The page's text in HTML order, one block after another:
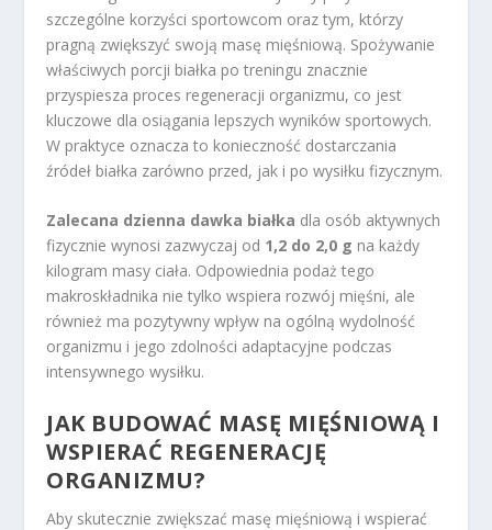
szczególne korzyści sportowcom oraz tym, którzy
pragną zwiększyć swoją masę mięśniową. Spożywanie
właściwych porcji białka po treningu znacznie
przyspiesza proces regeneracji organizmu, co jest
kluczowe dla osiągania lepszych wyników sportowych.
W praktyce oznacza to konieczność dostarczania
źródeł białka zarówno przed, jak i po wysiłku fizycznym.
Zalecana dzienna dawka białka dla osób aktywnych
fizycznie wynosi zazwyczaj od 1,2 do 2,0 g na każdy
kilogram masy ciała. Odpowiednia podaż tego
makroskładnika nie tylko wspiera rozwój mięśni, ale
również ma pozytywny wpływ na ogólną wydolność
organizmu i jego zdolności adaptacyjne podczas
intensywnego wysiłku.
JAK BUDOWAĆ MASĘ MIĘŚNIOWĄ I
WSPIERAĆ REGENERACJĘ
ORGANIZMU?
Aby skutecznie zwiększać masę mięśniową i wspierać